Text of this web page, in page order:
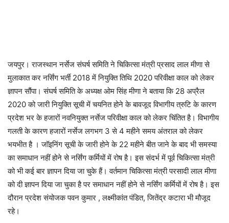
जयपुर। राजस्थान नर्सेज संघर्ष समिति ने चिकित्सा मंत्री प्रसाद लाल मीणा से
मुलाकात कर नर्सिंग भर्ती 2018 में नियुक्ति तिथि 2020 परिवीक्षा काल को लेकर
ज्ञापन सौंपा। संघर्ष समिति के अध्यक्ष ओम सिंह मीणा ने बताया कि 28 अप्रैल
2020 को जारी नियुक्ति सूची में चयनित होने के बावजूद विभागीय त्रुटि के कारण
प्रदेश भर के हजारों नवनियुक्त नर्सेज परिवीक्षा काल को लेकर चिंतित है। विभागीय
गलती के कारण हजारों नर्सेज लगभग 3 से 4 महीने समय अंतराल को लेकर
भयभीत है । जॉइनिंग सूची के जारी होने के 22 महीने बीत जाने के बाद भी समस्या
का समाधान नहीं होने से नर्सिंग कर्मियों में रोष है। इस संदर्भ में पूर्व चिकित्सा मंत्री
को भी कई बार ज्ञापन दिया जा चुके हैं। वर्तमान चिकित्सा मंत्री परसादी लाल मीणा
को दी ज्ञापन दिया जा चुका है पर समाधान नहीं होने से नर्सिंग कर्मियों में रोष है। इस
दौरान प्रदेश संयोजक पवन कुमार , लक्ष्मीकांत पंडित, जितेंद्र कटारा भी मौजूद
रहे।